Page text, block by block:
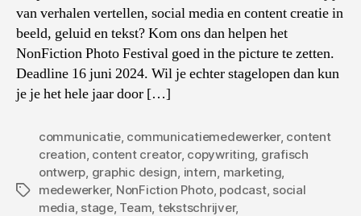
van verhalen vertellen, social media en content creatie in
beeld, geluid en tekst? Kom ons dan helpen het
NonFiction Photo Festival goed in the picture te zetten.
Deadline 16 juni 2024. Wil je echter stagelopen dan kun
je je het hele jaar door […]
Tags
communicatie, communicatiemedewerker, content
creation content creator, copywriting grafisch
ontwerp graphic design intern marketing
medewerker, NonFiction Photo, podcast, social
media stage, Team tekstschrijver,